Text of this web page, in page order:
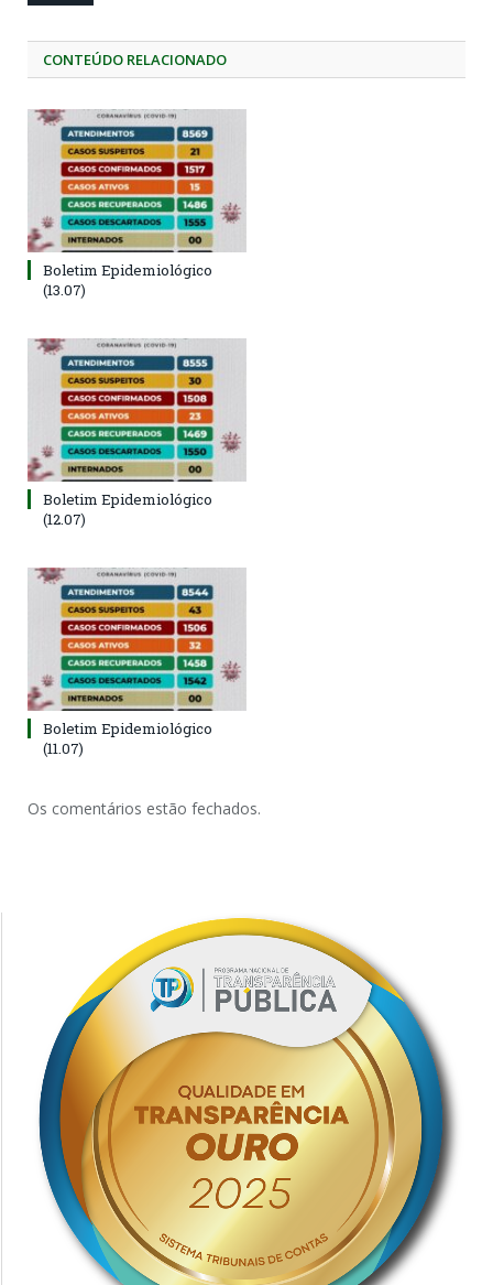
CONTEÚDO RELACIONADO
Boletim Epidemiológico
(13.07)
Boletim Epidemiológico
(12.07)
Boletim Epidemiológico
(11.07)
Os comentários estão fechados.